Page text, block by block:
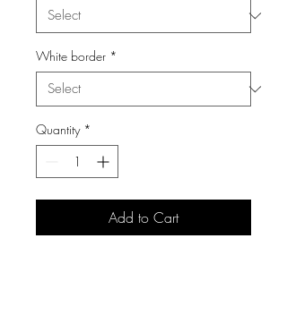
White border *
Quantity *
Add to Cart